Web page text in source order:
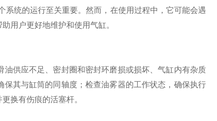
统的运行至关重要。然而，在使用过程中，它可能会遇
用户更好地维护和使用气缸。
供应不足、密封圈和密封环磨损或损坏、气缸内有杂质
其与缸筒的同轴度；检查油雾器的工作状态，确保执行
换有伤痕的活塞杆。